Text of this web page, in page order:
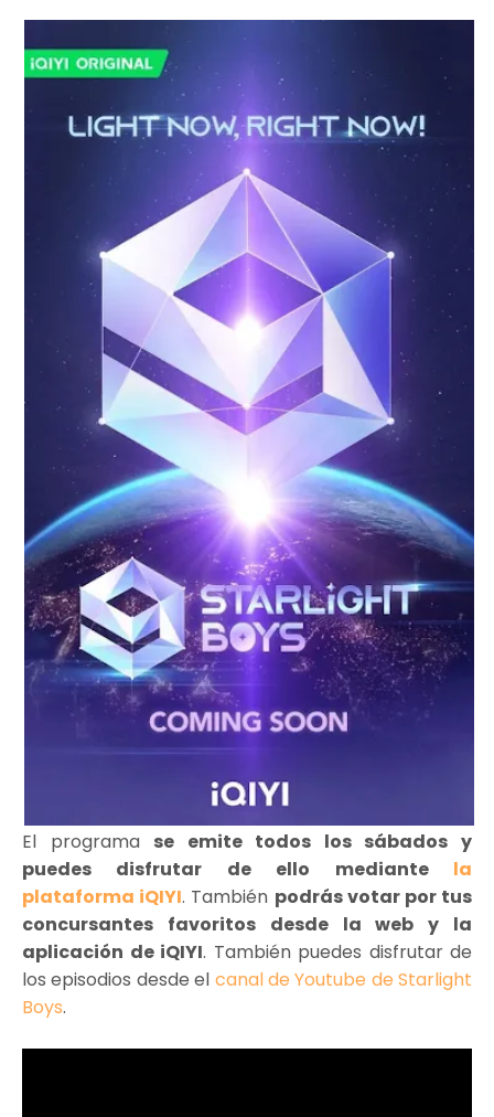
El programa se emite todos los sábados y
puedes disfrutar de ello mediante la
plataforma iQIYI. También podrás votar por tus
concursantes favoritos desde la web y la
aplicación de iQIYI. También puedes disfrutar de
los episodios desde el canal de Youtube de Starlight
Boys.